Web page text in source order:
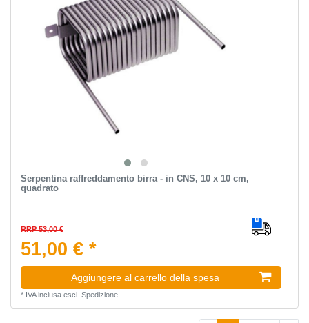
Serpentina raffreddamento birra - in CNS, 10 x 10 cm,
quadrato
RRP 53,00 €
51,00 € *
Aggiungere al carrello della spesa
* IVA inclusaescl. Spedizione